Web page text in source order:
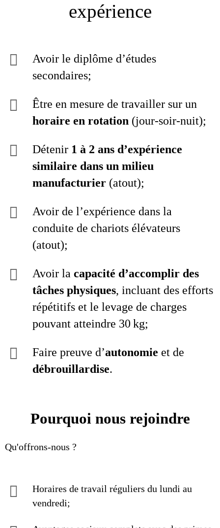
expérience
Avoir le diplôme d’études
secondaires;
Être en mesure de travailler sur un
horaire en rotation (jour-soir-nuit);
Détenir 1 à 2 ans d’expérience
similaire dans un milieu
manufacturier (atout);
Avoir de l’expérience dans la
conduite de chariots élévateurs
(atout);
Avoir la capacité d’accomplir des
tâches physiques, incluant des efforts
répétitifs et le levage de charges
pouvant atteindre 30 kg;
Faire preuve d’autonomie et de
débrouillardise.
Pourquoi nous rejoindre
Qu'offrons-nous ?
Horaires de travail réguliers du lundi au
vendredi;